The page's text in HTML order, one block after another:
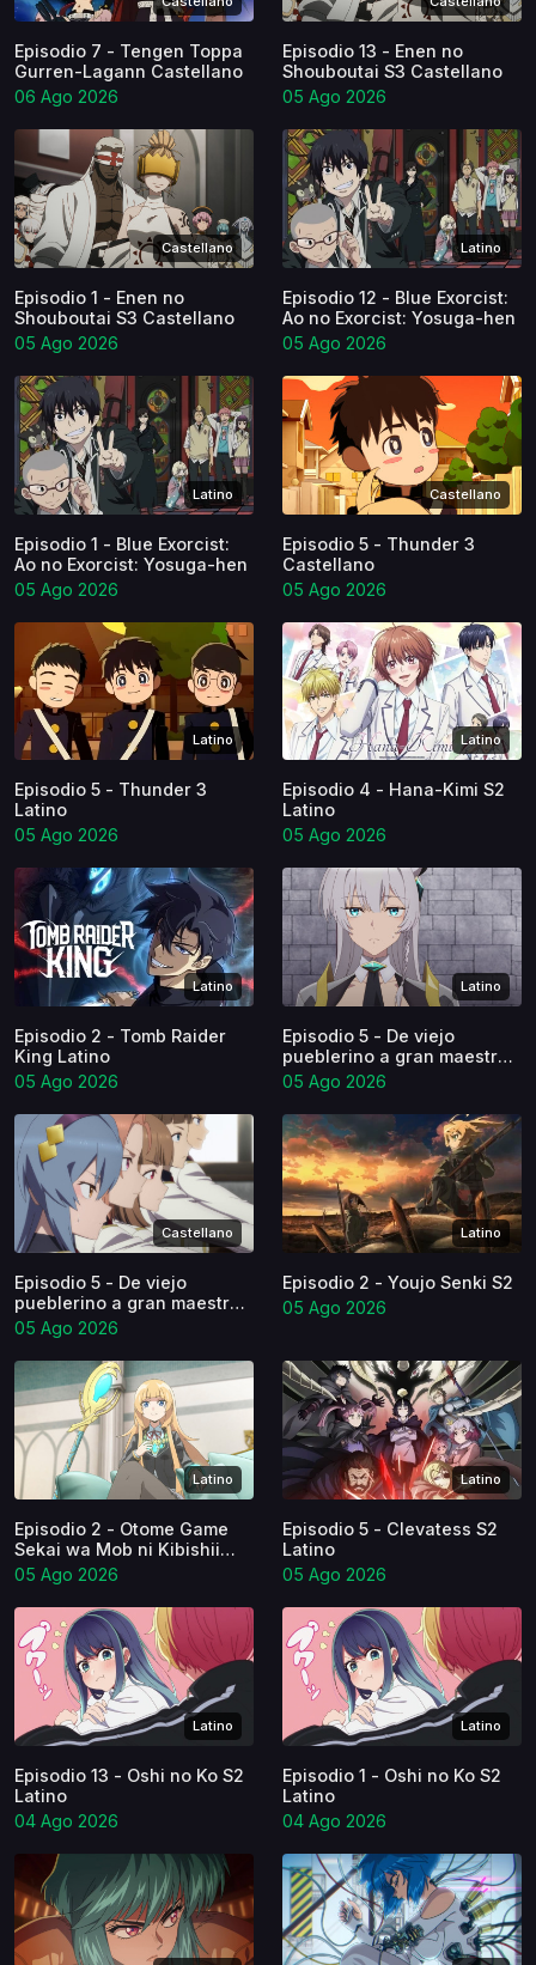
Castellano
Episodio 7 - Tengen Toppa
Gurren-Lagann Castellano
06 Ago 2026
Castellano
Episodio 13 - Enen no
Shouboutai S3 Castellano
05 Ago 2026
Castellano
Episodio 1 - Enen no
Shouboutai S3 Castellano
05 Ago 2026
Latino
Episodio 12 - Blue Exorcist:
Ao no Exorcist: Yosuga-hen
05 Ago 2026
Latino
Episodio 1 - Blue Exorcist:
Ao no Exorcist: Yosuga-hen
05 Ago 2026
Castellano
Episodio 5 - Thunder 3
Castellano
05 Ago 2026
Latino
Episodio 5 - Thunder 3
Latino
05 Ago 2026
Latino
Episodio 4 - Hana-Kimi S2
Latino
05 Ago 2026
Latino
Episodio 2 - Tomb Raider
King Latino
05 Ago 2026
Latino
Episodio 5 - De viejo
pueblerino a gran maestro
espadachín S2 Latino
05 Ago 2026
Castellano
Episodio 5 - De viejo
pueblerino a gran maestro
espadachín S2 Castellano
05 Ago 2026
Latino
Episodio 2 - Youjo Senki S2
05 Ago 2026
Latino
Episodio 2 - Otome Game
Sekai wa Mob ni Kibishii
Sekai desu S2
05 Ago 2026
Latino
Episodio 5 - Clevatess S2
Latino
05 Ago 2026
Latino
Episodio 13 - Oshi no Ko S2
Latino
04 Ago 2026
Latino
Episodio 1 - Oshi no Ko S2
Latino
04 Ago 2026